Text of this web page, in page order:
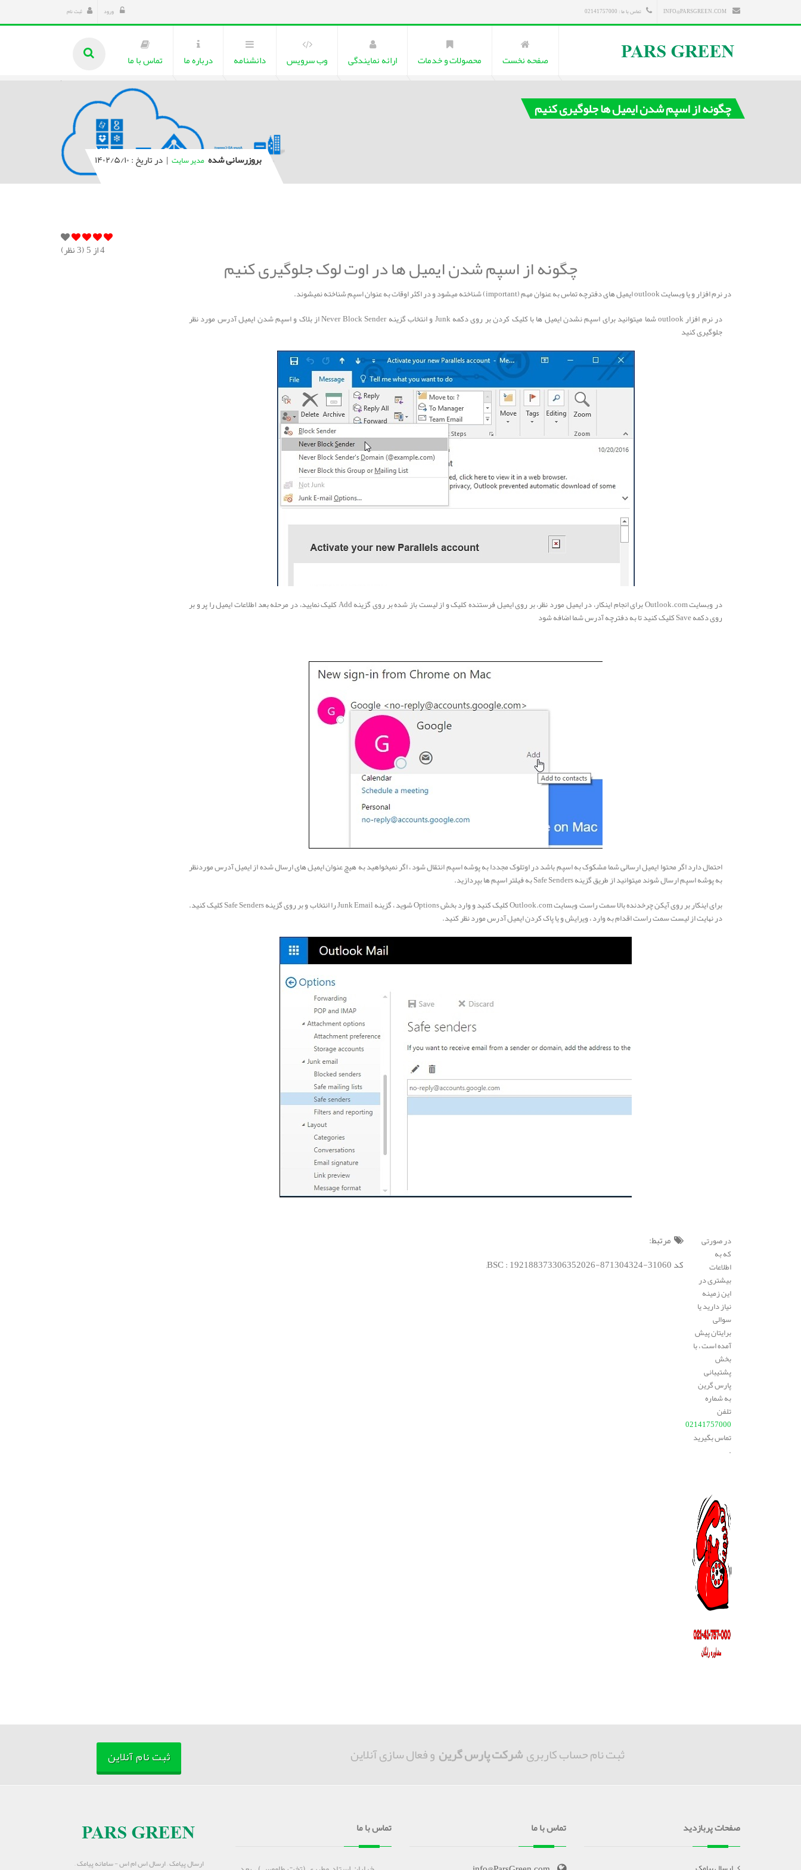
تماس با ما : 02141757000 ورود ثبت نام
صفحه نخست محصولات و خدمات ارائه نمایندگی وب سرویس دانشنامه درباره ما تماس با ما
چگونه از اسپم شدن ایمیل ها جلوگیری کنیم
بروزرسانی شده مدیر سایت | در تاریخ : ۱۴۰۲/۵/۱۰
4از 5 ( 3نظر)
چگونه از اسپم شدن ایمیل ها در اوت لوک جلوگیری کنیم
در نرم افزار و یا وبسایت outlook ایمیل های دفترچه تماس به عنوان مهم (important) شناخته میشود و در اکثر اوقات به عنوان اسپم شناخته نمیشوند.
در نرم افزار outlook شما میتوانید برای اسپم نشدن ایمیل ها با کلیک کردن بر روی دکمه Junk و انتخاب گزینه Never Block Sender از بلاک و اسپم شدن ایمیل آدرس مورد نظر
جلوگیری کنید
در وبسایت Outlook.com برای انجام اینکار، در ایمیل مورد نظر، بر روی ایمیل فرستنده کلیک و از لیست باز شده بر روی گزینه Add کلیک نمایید، در مرحله بعد اطلاعات ایمیل را پر و بر
روی دکمه Save کلیک کنید تا به دفترچه آدرس شما اضافه شود
احتمال دارد اگر محتوا ایمیل ارسالی شما مشکوک به اسپم باشد در اوتلوک مجددا به پوشه اسپم انتقال شود ، اگر نمیخواهید به هیچ عنوان ایمیل های ارسال شده از ایمیل آدرس موردنظر
به پوشه اسپم ارسال شوند میتوانید از طریق گزینه Safe Senders به فیلتر اسپم ها بپردازید.
برای اینکار بر روی آیکن چرخدنده بالا سمت راست وبسایت Outlook.com کلیک کنید و وارد بخش Options شوید ، گزینه Junk Email را انتخاب و بر روی گزینه Safe Senders کلیک کنید.
در نهایت از لیست سمت راست اقدام به وارد ، ویرایش و یا پاک کردن ایمیل آدرس مورد نظر کنید.
در صورتی
که به
اطلاعات
بیشتری در
این زمینه
نیاز دارید یا
سوالی
برایتان پیش
آمده است ، با
بخش
پشتیبانی
پارس گرین
به شماره
تلفن
02141757000
تماس بگیرید
.
مرتبط:
کد BSC : 192188373306352026-871304324-31060;
ثبت نام حساب کاربریشرکت پارس گرین و فعال سازی آنلاین ثبت نام آنلاین
صفحات پربازدید تماس با ما تماس با ما
ارسال پیامک – ارسال اس ام اس - سامانه پیامک –